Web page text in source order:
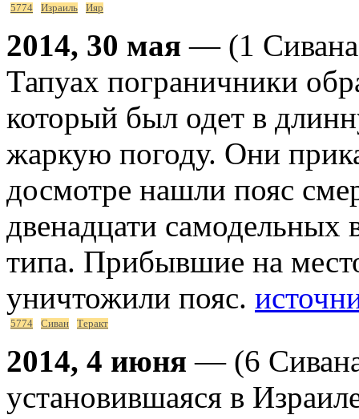
5774 Израиль Ияр
2014, 30 мая — (1 Сивана
Тапуах пограничники
который был одет в
жаркую погоду. Они
досмотре нашли пояс
двенадцати самодельных
типа. Прибывшие на
уничтожили пояс.
5774 Сиван Теракт
2014, 4 июня — (6
установившаяся в